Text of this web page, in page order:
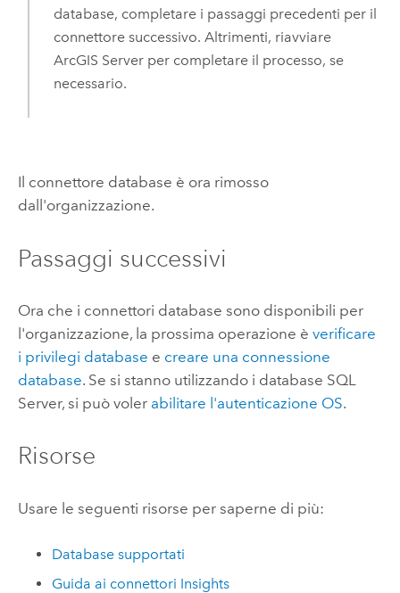
database, completare i passaggi precedenti per il
connettore successivo. Altrimenti, riavviare
ArcGIS Serverper completare il processo, se
necessario.
Il connettore database è ora rimosso
dall'organizzazione.
Passaggi successivi
Ora che i connettori database sono disponibili per
l'organizzazione, la prossima operazione è verificare
i privilegi database e creare una connessione
database. Se si stanno utilizzando i database SQL
Server, si può voler abilitare l'autenticazione OS.
Risorse
Usare le seguenti risorse per saperne di più:
Database supportati
Guida ai connettori Insights